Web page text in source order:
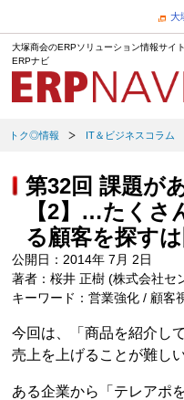
大
大塚商会のERPソリューション情報サイト
ERPナビ
トク◎情報 IT＆ビジネスコラム
第32回 課題が
【2】…たくさ
る顧客を探す
公開日：2014年 7月 2日
著者：桜井 正樹 (株式会社セ
キーワード：営業強化 / 顧客
今回は、「商品を紹介し
売上を上げることが難し
ある企業から「テレアポ